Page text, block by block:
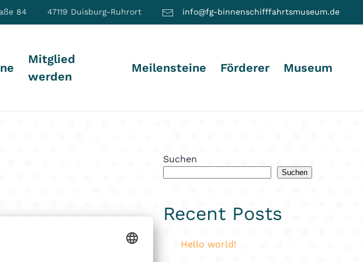
84 47119 Duisburg-Ruhrort info@fg-binnenschifffahrtsmuseum.de
Mitglied
werden
Meilensteine Förderer Museum
Suchen
Suchen
Recent Posts
Hello world!